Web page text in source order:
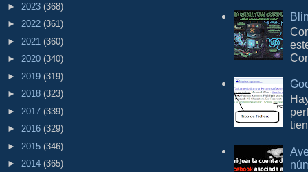
► 2023 (368)
► 2022 (361)
► 2021 (360)
► 2020 (340)
► 2019 (319)
► 2018 (323)
► 2017 (339)
► 2016 (329)
► 2015 (346)
► 2014 (365)